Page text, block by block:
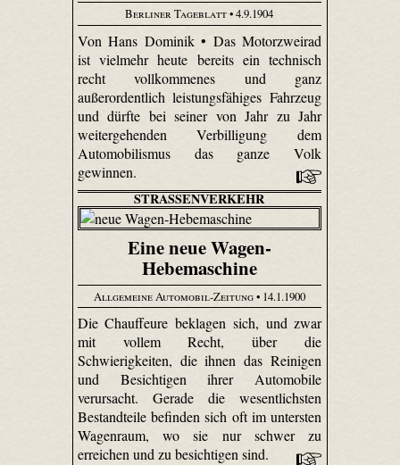
Berliner Tageblatt• 4.9.1904
Von Hans Dominik • Das Motorzweirad
ist vielmehr heute bereits ein technisch
recht vollkommenes und ganz
außerordentlich leistungsfähiges Fahrzeug
und dürfte bei seiner von Jahr zu Jahr
weitergehenden Verbilligung dem
Automobilismus das ganze Volk
gewinnen.
STRASSENVERKEHR
Eine neue Wagen-
Hebemaschine
Allgemeine Automobil-Zeitung• 14.1.1900
Die Chauffeure beklagen sich, und zwar
mit vollem Recht, über die
Schwierigkeiten, die ihnen das Reinigen
und Besichtigen ihrer Automobile
verursacht. Gerade die wesentlichsten
Bestandteile befinden sich oft im untersten
Wagenraum, wo sie nur schwer zu
erreichen und zu besichtigen sind.